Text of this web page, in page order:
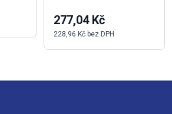
277,04 Kč
228,96 Kč bez DPH